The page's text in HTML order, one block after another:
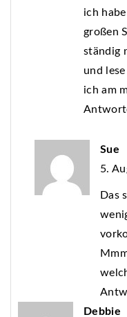
ich
großen
ständig
und
ich am
Sue
5.
Das
Debbie